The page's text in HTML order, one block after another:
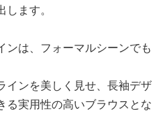
ます。
ンは、フォーマルシーンでも
インを美しく見せ、長袖デザ
る実用性の高いブラウスとな